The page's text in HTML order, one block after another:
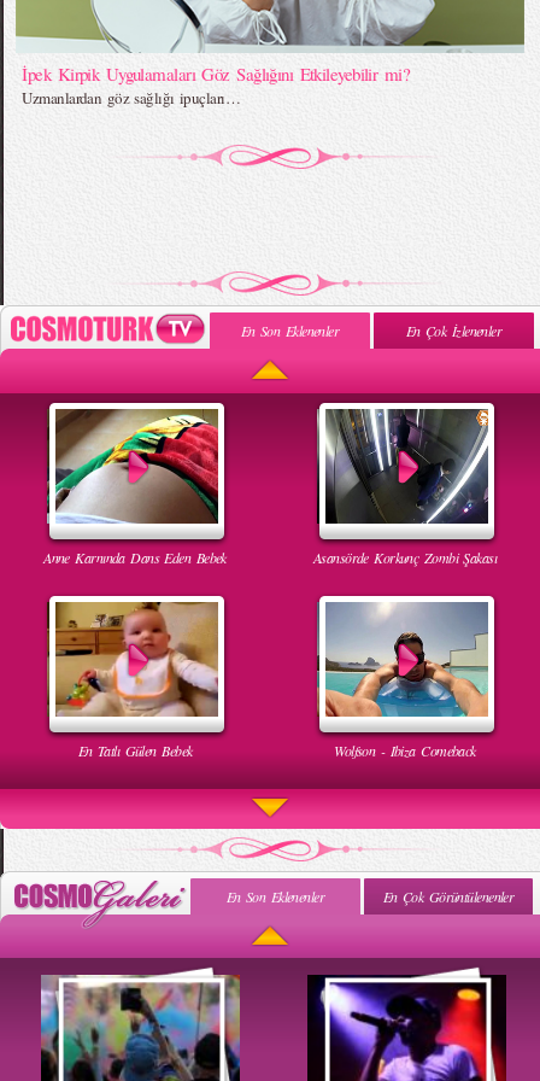
İpek Kirpik Uygulamaları Göz Sağlığını Etkileyebilir mi?
Uzmanlardan göz sağlığı ipuçları…
En Son Eklenenler En Çok İzlenenler
Anne Karnında Dans Eden Bebek Asansörde Korkunç Zombi Şakası
En Tatlı Gülen Bebek Wolfson - Ibiza Comeback
Uyuyan Bebeğe Gangnam Dinletilirse Ne Olur
En Son Eklenenler En Çok Görüntülenenler